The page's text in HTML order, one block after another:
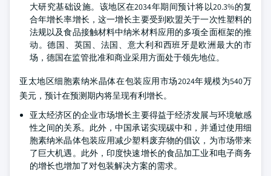
大研究基础设施。该地区在2034年期间预计将以20.3%的复
合年增长率增长，这一增长主要受到欧盟关于一次性塑料的
法规以及食品接触材料中纳米材料应用的多项全面框架的推
动。德国、英国、法国、意大利和西班牙是欧洲最大的市
场，德国在监管批准和商业采用方面处于领先地位。
亚太地区细胞素纳米晶体在包装应用市场2024年规模为540万
美元，预计在预测期内将呈现有利增长。
亚太经济区的企业市场增长主要得益于经济发展与环境敏感
性之间的关系。此外，中国承诺实现碳中和，并通过使用细
胞素纳米晶体包装应用减少塑料废弃物的倡议，为市场带来
了巨大机遇。此外，印度快速增长的食品加工业和电子商务
的增长也增加了对包装解决方案的需求。